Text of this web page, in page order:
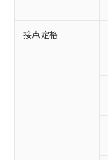
接点定格
ご利
対応
非含有に
対応予定
有に対応